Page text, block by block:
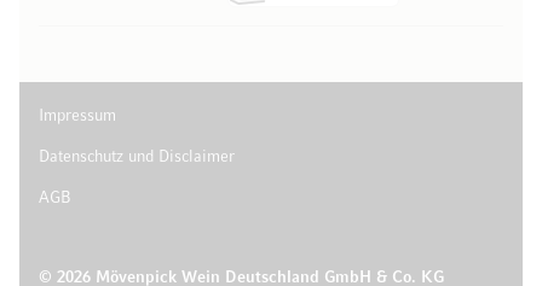
© 2026 Mövenpick Wein Deutschland GmbH & Co. KG
Impressum
Datenschutz und Disclaimer
AGB